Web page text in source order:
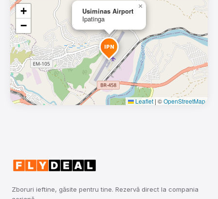
IPN
Usiminas Airport
Ipatinga
×
+
−
Leaflet | ©OpenStreetMap
Zboruri ieftine, găsite pentru tine. Rezervă direct la compania